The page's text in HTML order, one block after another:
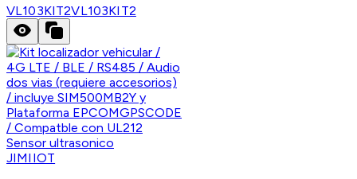
VL103KIT2VL103KIT2
JIMIIOT